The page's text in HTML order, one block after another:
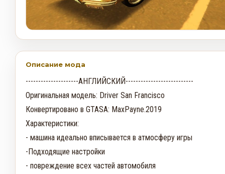
Описание мода
---------------------АНГЛИЙСКИЙ---------------------------
Оригинальная модель: Driver San Francisco
Конвертировано в GTASA: MaxPayne.2019
Характеристики:
- машина идеально вписывается в атмосферу игры
-Подходящие настройки
- повреждение всех частей автомобиля